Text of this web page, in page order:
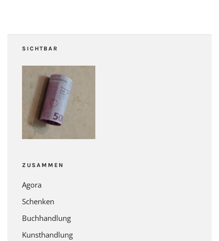
SICHTBAR
ZUSAMMEN
Agora
Schenken
Buchhandlung
Kunsthandlung